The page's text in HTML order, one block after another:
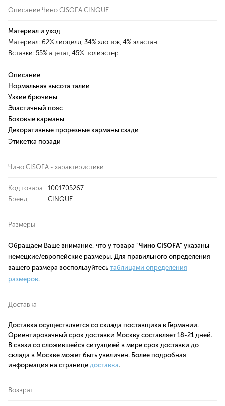
Описание Чино CISOFA CINQUE
Материал и уход
Материал: 62% лиоцелл, 34% хлопок, 4% эластан
Вставки: 55% ацетат, 45% полиэстер
Описание
Нормальная высота талии
Узкие брючины
Эластичный пояс
Боковые карманы
Декоративные прорезные карманы сзади
Этикетка позади
Чино CISOFA - характеристики
Код товара
1001705267
Бренд
CINQUE
Размеры
Обращаем Ваше внимание, что у товара "Чино CISOFA" указаны
немецкие/европейские размеры. Для правильного определения
вашего размера воспользуйтесь таблицами определения
размеров.
Доставка
Доставка осуществляется со склада поставщика в Германии.
Ориентировачный срок доставки Москву составляет18-21 дней.
В связи со сложившейся ситуацией в мире срок доставки до
склада в Москве может быть увеличен. Более подробная
информация на странице доставка.
Возврат